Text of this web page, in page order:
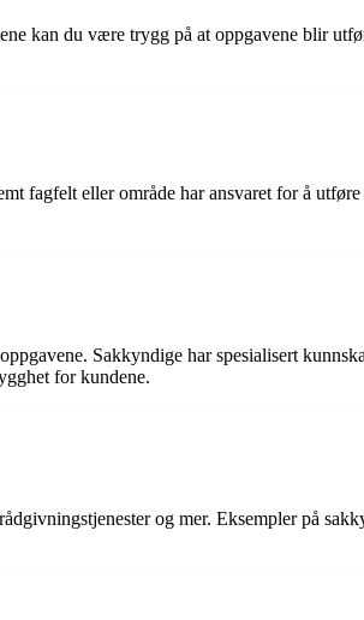
kan du være trygg på at oppgavene blir
fagfelt eller område har ansvaret for å
Sakkyndige har spesialisert
for kundene.
og mer. Eksempler på